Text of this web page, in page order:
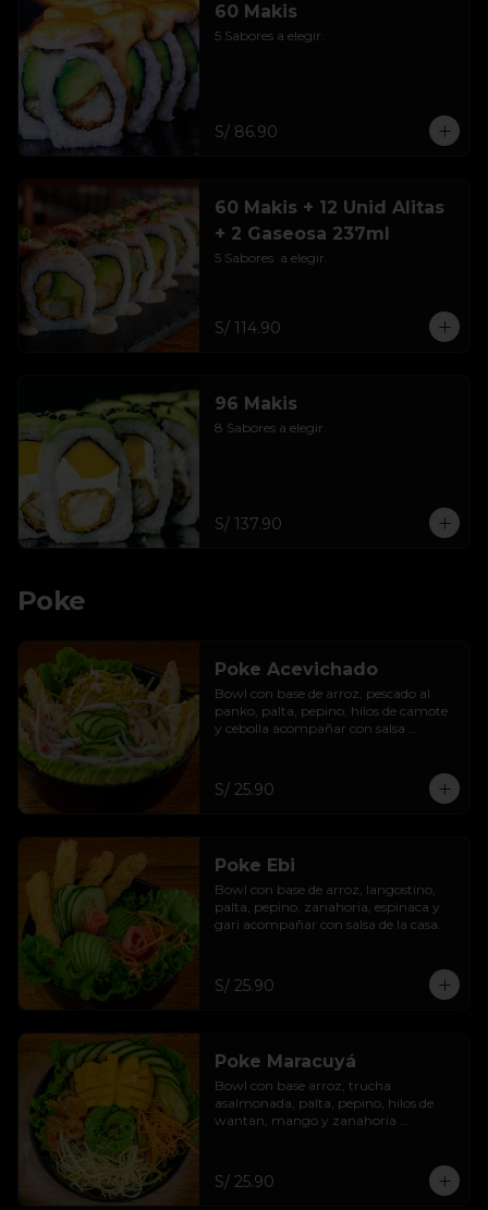
60 Makis
5 Sabores a elegir.
S/ 86.90
60 Makis + 12 Unid Alitas
+ 2 Gaseosa 237ml
5 Sabores  a elegir.
S/ 114.90
96 Makis
8 Sabores a elegir.
S/ 137.90
Poke
Poke Acevichado
Bowl con base de arroz, pescado al
panko, palta, pepino, hilos de camote
y cebolla acompañar con salsa
S/ 25.90
Poke Ebi
Bowl con base de arroz, langostino,
palta, pepino, zanahoria, espinaca y
gari acompañar con salsa de la casa.
S/ 25.90
Poke Maracuyá
Bowl con base arroz, trucha
asalmonada, palta, pepino, hilos de
wantan, mango y zanahoria
S/ 25.90